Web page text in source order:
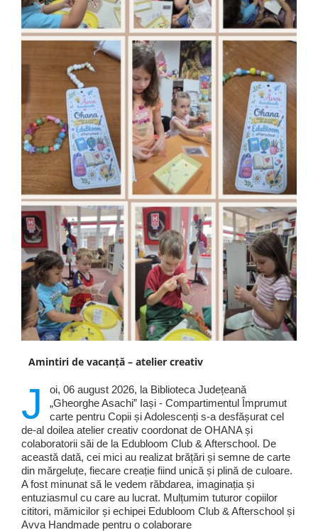
Amintiri de vacanță – atelier creativ
J
oi, 06 august 2026, la Biblioteca Județeană
„Gheorghe Asachi” Iași - Compartimentul Împrumut
carte pentru Copii și Adolescenți s-a desfășurat cel
de-al doilea atelier creativ coordonat de OHANA și
colaboratorii săi de la Edubloom Club & Afterschool. De
această dată, cei mici au realizat brățări și semne de carte
din mărgeluțe, fiecare creație fiind unică și plină de culoare.
A fost minunat să le vedem răbdarea, imaginația și
entuziasmul cu care au lucrat. Mulțumim tuturor copiilor
cititori, mămicilor și echipei Edubloom Club & Afterschool și
Avva Handmade pentru o colaborare